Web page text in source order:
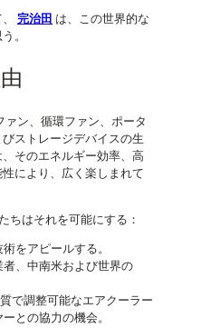
完治田 は、この世界的な
。
ン、循環ファン、ポータ
ストレージデバイスの生
そのエネルギー効率、高
により、広く楽しまれて
ちはそれを可能にする：
をアピールする。
、中南米および世界の
で調整可能なエアクーラー
との協力の機会。